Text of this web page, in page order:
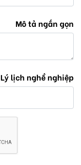
Mô tả ngắn gọn
Lý lịch nghề nghiệp